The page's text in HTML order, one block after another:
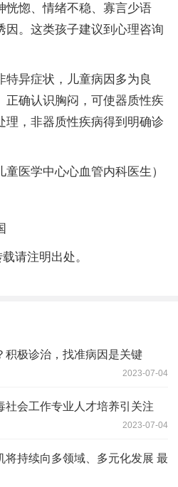
恍惚、情绪不稳、寡言少语
因。这类孩子建议到心理咨询
特异症状，儿童病因多为良
正确认识胸闷，可使器质性疾
理，非器质性疾病得到明确诊
医学中心心血管内科医生）
请注明出处。
积极诊治，找准病因是关键
2023-07-04
社会工作专业人才培养引关注
2023-07-04
将持续向多领域、多元化发展 最